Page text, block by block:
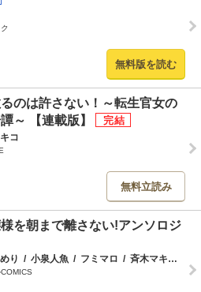
無料版を読む
のは許さない！～転生官女の
～ 【連載版】
コ
無料立読み
を朝まで離さない!アンソロジ
り / 小泉人魚 / フミマロ / 斉木マキコ